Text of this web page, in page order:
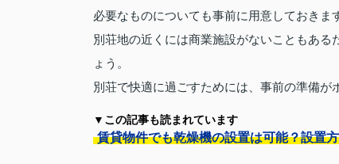
必要なものについても事前に用意しておきま
別荘地の近くには商業施設がないこともあ
ょう。
別荘で快適に過ごすためには、事前の準備が
▼この記事も読まれています
賃貸物件でも乾燥機の設置は可能？設置